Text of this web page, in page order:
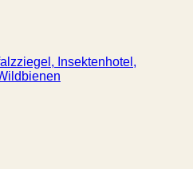
Insektenhotel,